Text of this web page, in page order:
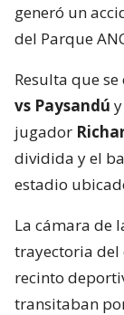
generó un
del Parque
Resulta que
vs Paysandú
jugador
dividida y el
estadio
La cámara de
trayectoria del
recinto
transitaban